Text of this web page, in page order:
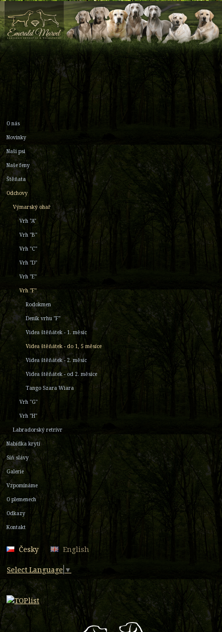
O nás
Novinky
Naši psi
Naše feny
Štěňata
Odchovy
Výmarský ohař
Vrh "A"
Vrh "B"
Vrh "C"
Vrh "D"
Vrh "E"
Vrh "F"
Rodokmen
Deník vrhu "F"
Videa štěňátek - 1. měsíc
Videa štěňátek - do 1, 5 měsíce
Videa štěňátek - 2. měsíc
Videa štěňátek - od 2. měsíce
Tango Szara Wiara
Vrh "G"
Vrh "H"
Labradorský retrívr
Nabídka krytí
Síň slávy
Galerie
Vzpomínáme
O plemenech
Odkazy
Kontakt
Česky English
Select Language ▼